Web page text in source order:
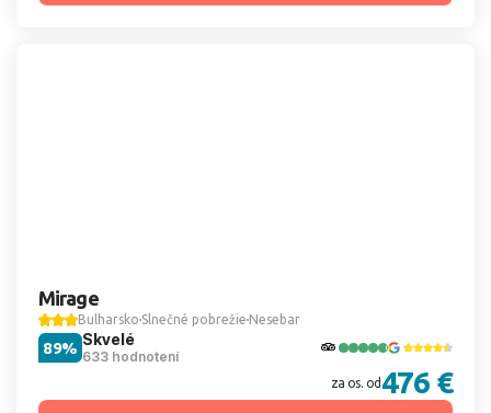
Mirage
Bulharsko Slnečné pobrežie Nesebar
Skvelé
633 hodnotení
89%
za os. od 476 €